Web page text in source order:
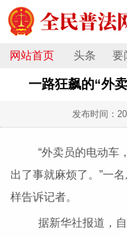
网站首页 头条 要
一路狂飙的“外
发布时间：
“外卖员的电动车，
出了事就麻烦了。”一
样告诉记者。
据新华社报道，自